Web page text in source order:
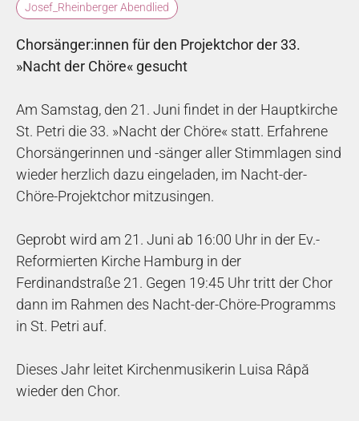
Josef_Rheinberger Abendlied
Chorsänger:innen für den Projektchor der 33.
»Nacht der Chöre« gesucht
Am Samstag, den 21. Juni findet in der Hauptkirche
St. Petri die 33. »Nacht der Chöre« statt. Erfahrene
Chorsängerinnen und -sänger aller Stimmlagen sind
wieder herzlich dazu eingeladen, im Nacht-der-
Chöre-Projektchor mitzusingen.
Geprobt wird am 21. Juni ab 16:00 Uhr in der Ev.-
Reformierten Kirche Hamburg in der
Ferdinandstraße 21. Gegen 19:45 Uhr tritt der Chor
dann im Rahmen des Nacht-der-Chöre-Programms
in St. Petri auf.
Dieses Jahr leitet Kirchenmusikerin Luisa Râpă
wieder den Chor.